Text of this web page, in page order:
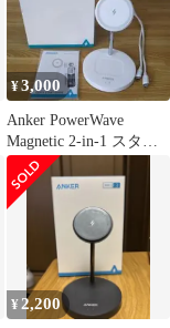
¥3,000
Anker PowerWave
Magnetic 2-in-1 スタン
ド
¥ 2,200